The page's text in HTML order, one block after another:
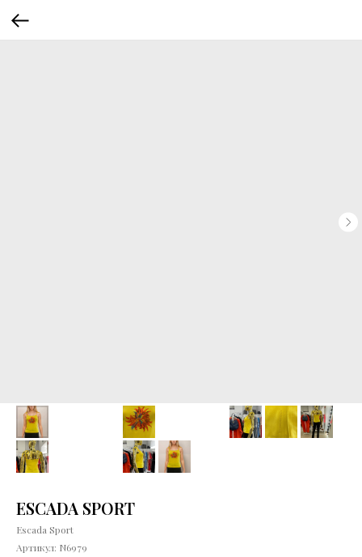
ESCADA SPORT
Escada Sport
Артикул: N6979